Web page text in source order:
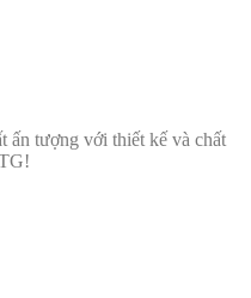
ấn tượng với thiết kế và chất